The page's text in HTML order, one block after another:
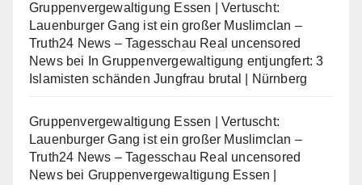
Gruppenvergewaltigung Essen | Vertuscht:
Lauenburger Gang ist ein großer Muslimclan –
Truth24 News – Tagesschau Real uncensored
Newsbei
In Gruppenvergewaltigung entjungfert: 3
Islamisten schänden Jungfrau brutal | Nürnberg
Gruppenvergewaltigung Essen | Vertuscht:
Lauenburger Gang ist ein großer Muslimclan –
Truth24 News – Tagesschau Real uncensored
Newsbei Gruppenvergewaltigung Essen |